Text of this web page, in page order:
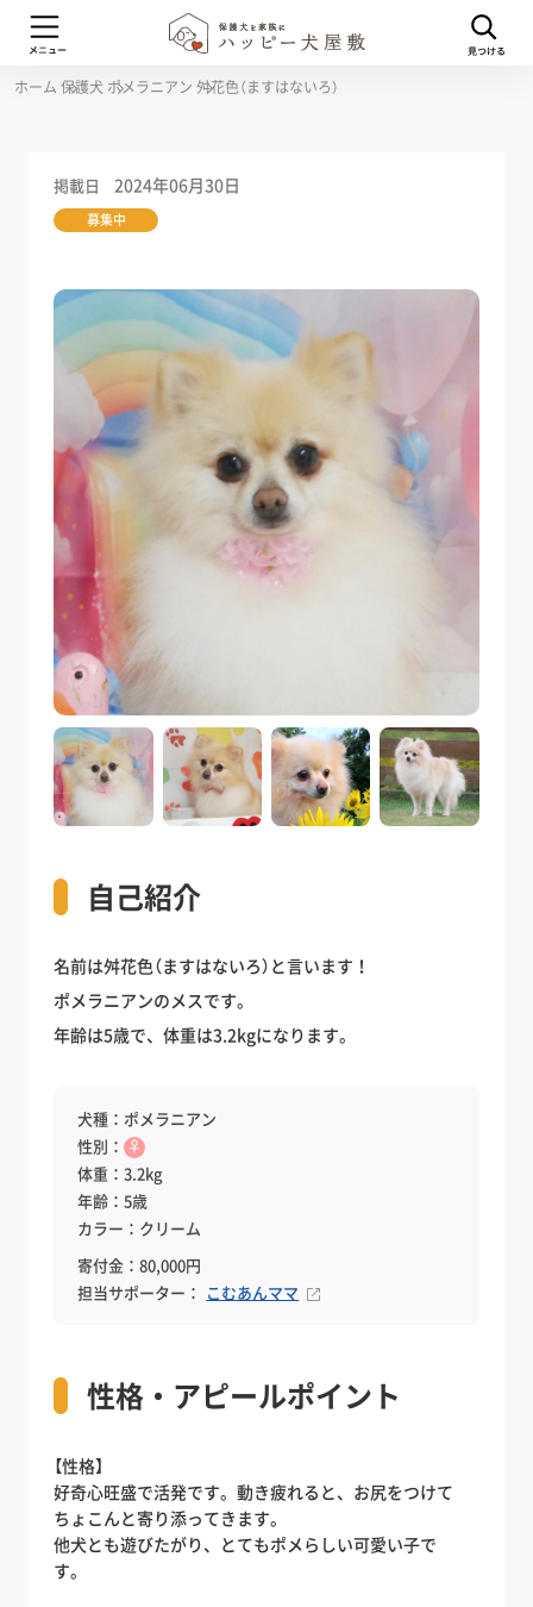
ホーム 保護犬 ポメラニアン 舛花色（ますはないろ）
掲載日 2024年06月30日
募集中
自己紹介
名前は舛花色（ますはないろ）と言います！
ポメラニアンのメスです。
年齢は5歳で、体重は3.2kgになります。
犬種：ポメラニアン
性別：♀
体重：3.2kg
年齢：5歳
カラー：クリーム
寄付金：80,000円
担当サポーター： こむあんママ
性格・アピールポイント
【性格】
好奇心旺盛で活発です。動き疲れると、お尻をつけて
ちょこんと寄り添ってきます。
他犬とも遊びたがり、とてもポメらしい可愛い子で
す。